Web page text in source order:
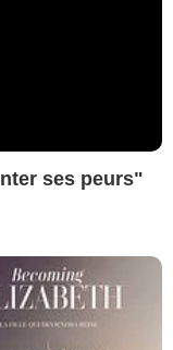
ses peurs"